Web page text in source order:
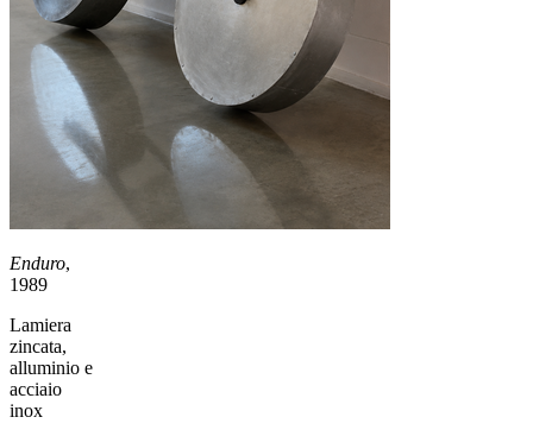
Enduro,
1989
Lamiera
zincata,
alluminio e
acciaio
inox